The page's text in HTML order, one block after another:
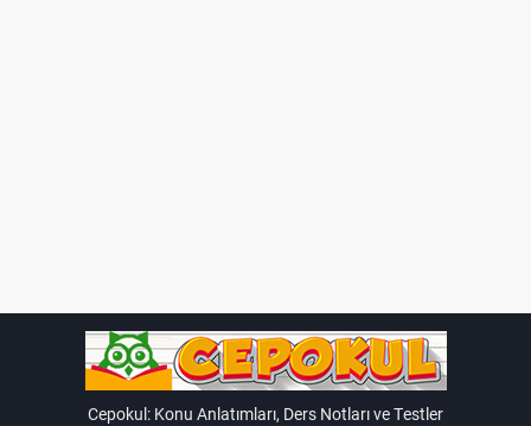
Bu konular, öğrencilere dünya üzerindeki gün ve gece
değişimleri, mevsimler ve iklim değişiklikleri gibi olayları
anlamalarına yardımcı olabilir. Etkileşimli öğrenme
yöntemleri, görseller ve gerçek hayattan örneklerle
Cepokul: Konu Anlatımları, Ders Notları ve Testler